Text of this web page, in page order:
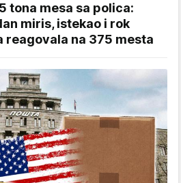
tona mesa sa polica:
miris, istekao i rok
reagovala na 375 mesta